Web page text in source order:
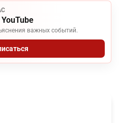
важных событий.